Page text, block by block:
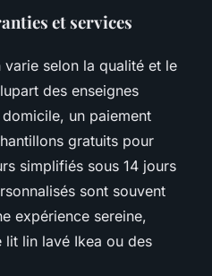
et services
selon la qualité et le
des enseignes
un paiement
gratuits pour
simplifiés sous 14 jours
sont souvent
expérience sereine,
lin lavé Ikea ou des